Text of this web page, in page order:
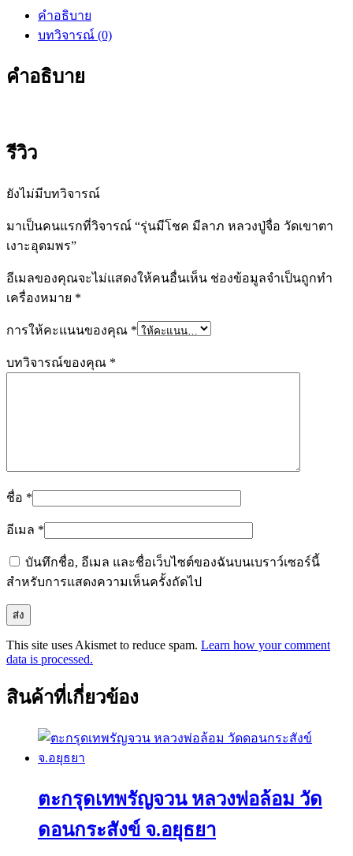
คำอธิบาย
บทวิจารณ์ (0)
คำอธิบาย
รีวิว
ยังไม่มีบทวิจารณ์
มาเป็นคนแรกที่วิจารณ์ “รุ่นมีโชค มีลาภ หลวงปู่จื่อ วัดเขาตา
เงาะอุดมพร”
อีเมลของคุณจะไม่แสดงให้คนอื่นเห็น ช่องข้อมูลจำเป็นถูกทำ
เครื่องหมาย *
การให้คะแนนของคุณ *
บทวิจารณ์ของคุณ *
ชื่อ *
อีเมล *
บันทึกชื่อ, อีเมล และชื่อเว็บไซต์ของฉันบนเบราว์เซอร์นี้
สำหรับการแสดงความเห็นครั้งถัดไป
This site uses Akismet to reduce spam. Learn how your comment
data is processed.
สินค้าที่เกี่ยวข้อง
ตะกรุดเทพรัญจวน หลวงพ่อล้อม วัด
ดอนกระสังข์ จ.อยุธยา